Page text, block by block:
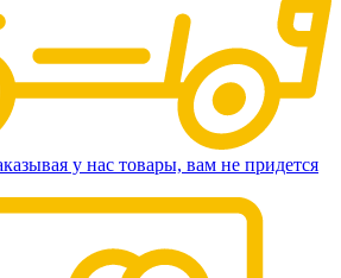
у нас товары, вам не придется